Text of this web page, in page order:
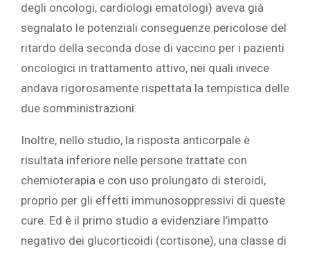
degli oncologi, cardiologi ematologi) aveva già
segnalato le potenziali conseguenze pericolose del
ritardo della seconda dose di vaccino per i pazienti
oncologici in trattamento attivo, nei quali invece
andava rigorosamente rispettata la tempistica delle
due somministrazioni.
Inoltre, nello studio, la risposta anticorpale è
risultata inferiore nelle persone trattate con
chemioterapia e con uso prolungato di steroidi,
proprio per gli effetti immunosoppressivi di queste
cure. Ed è il primo studio a evidenziare l’impatto
negativo dei glucorticoidi (cortisone), una classe di